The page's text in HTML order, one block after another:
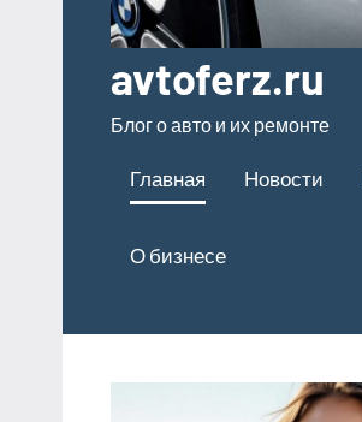
avtoferz.ru
Блог о авто и их ремонте
Главная Новости
О бизнесе